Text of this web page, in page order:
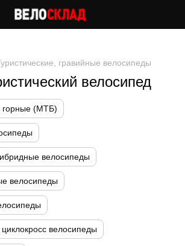
гравийные велосипеды
велосипед
горные (МТБ)
велосипеды
велосипеды
велосипеды